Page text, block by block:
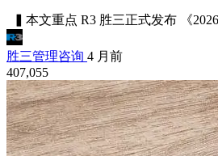
▍本文重点 R3 胜三正式发布 《
胜三管理咨询 4 月前
407,055